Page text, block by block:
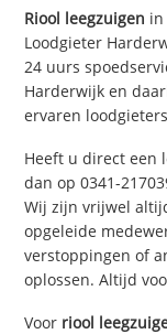
Riool leegzuigen in
Loodgieter
24 uurs
Harderwijk en
ervaren
Heeft u direct een
dan op 0341-
Wij zijn vrijwel
opgeleide
verstoppingen of
oplossen. Altijd
Voor riool